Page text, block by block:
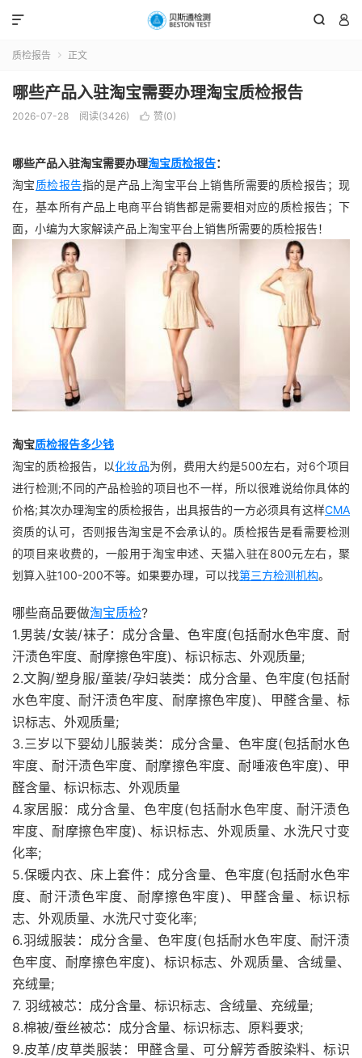
 

质检报告  正文
哪些产品入驻淘宝需要办理淘宝质检报告
2026-07-28 阅读(3426)  赞(0)
哪些产品入驻淘宝需要办理淘宝质检报告：
淘宝质检报告指的是产品上淘宝平台上销售所需要的质检报告；现
在，基本所有产品上电商平台销售都是需要相对应的质检报告；下
面，小编为大家解读产品上淘宝平台上销售所需要的质检报告！
淘宝质检报告多少钱
淘宝的质检报告，以化妆品为例，费用大约是500左右，对6个项目
进行检测;不同的产品检验的项目也不一样，所以很难说给你具体的
价格;其次办理淘宝的质检报告，出具报告的一方必须具有这样CMA
资质的认可，否则报告淘宝是不会承认的。质检报告是看需要检测
的项目来收费的，一般用于淘宝申述、天猫入驻在800元左右，聚
划算入驻100-200不等。如果要办理，可以找第三方检测机构。
哪些商品要做淘宝质检?
1.男装/女装/袜子：成分含量、色牢度(包括耐水色牢度、耐
汗渍色牢度、耐摩擦色牢度)、标识标志、外观质量;
2.文胸/塑身服/童装/孕妇装类：成分含量、色牢度(包括耐
水色牢度、耐汗渍色牢度、耐摩擦色牢度)、甲醛含量、标
识标志、外观质量;
3.三岁以下婴幼儿服装类：成分含量、色牢度(包括耐水色
牢度、耐汗渍色牢度、耐摩擦色牢度、耐唾液色牢度)、甲
醛含量、标识标志、外观质量
4.家居服：成分含量、色牢度(包括耐水色牢度、耐汗渍色
牢度、耐摩擦色牢度)、标识标志、外观质量、水洗尺寸变
化率;
5.保暖内衣、床上套件：成分含量、色牢度(包括耐水色牢
度、耐汗渍色牢度、耐摩擦色牢度)、甲醛含量、标识标
志、外观质量、水洗尺寸变化率;
6.羽绒服装：成分含量、色牢度(包括耐水色牢度、耐汗渍
色牢度、耐摩擦色牢度)、标识标志、外观质量、含绒量、
充绒量;
7. 羽绒被芯：成分含量、标识标志、含绒量、充绒量;
8.棉被/蚕丝被芯：成分含量、标识标志、原料要求;
9.皮革/皮草类服装：甲醛含量、可分解芳香胺染料、标识